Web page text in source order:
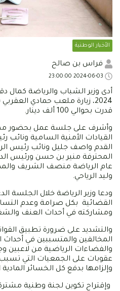
الأخبار الوطنية
فراس بن صالح
2024، زيارة ملعب حمادي
قدرت بحوالي 100 ألف دينار.
وأشرف على جلسة عمل بحضور
القيادات الأمنية السامية ونائب
القدم واصف جليل ونائب رئيس
المحترفة منير بن حسن ورئيس
عام الرياضة منصف الشريف
وليد الرياحي.
ودعا وزير الرياضة خلال الجلسة
القضائية بكل صرامة وعدم
ومشاركته في أحداث العنف
والتشديد على ضرورة تطبيق
المخالفين والمتسببين في
والفضاءات الرياضية من لاعبين
عقوبات على الجمعيات التي
وإلزامها بدفع كل الخسائر
وإقتراح تكوين لجنة وطنية